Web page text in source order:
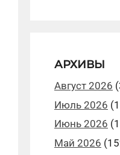
АРХИВЫ
Август 2026
Июль 2026
Июнь 2026
Май 2026